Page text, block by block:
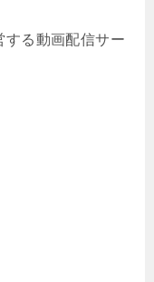
する動画配信サー